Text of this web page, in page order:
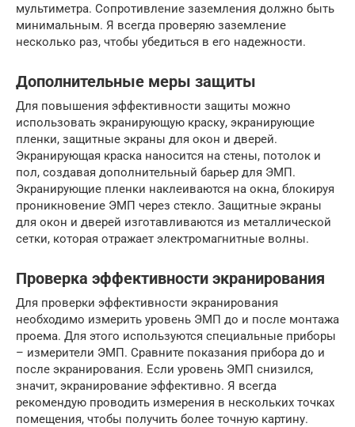
мультиметра. Сопротивление заземления должно быть
минимальным. Я всегда проверяю заземление
несколько раз, чтобы убедиться в его надежности.
Дополнительные меры защиты
Для повышения эффективности защиты можно
использовать экранирующую краску, экранирующие
пленки, защитные экраны для окон и дверей.
Экранирующая краска наносится на стены, потолок и
пол, создавая дополнительный барьер для ЭМП.
Экранирующие пленки наклеиваются на окна, блокируя
проникновение ЭМП через стекло. Защитные экраны
для окон и дверей изготавливаются из металлической
сетки, которая отражает электромагнитные волны.
Проверка эффективности экранирования
Для проверки эффективности экранирования
необходимо измерить уровень ЭМП до и после монтажа
проема. Для этого используются специальные приборы
– измерители ЭМП. Сравните показания прибора до и
после экранирования. Если уровень ЭМП снизился,
значит, экранирование эффективно. Я всегда
рекомендую проводить измерения в нескольких точках
помещения, чтобы получить более точную картину.